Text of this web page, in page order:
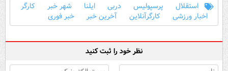
استقلال پرسپولیس دربی ایلنا شهر خبر
کارگر
اخبار ورزشی
کارگرآنلاین آخرین خبر خبر فوری
نظر خود را ثبت کنید